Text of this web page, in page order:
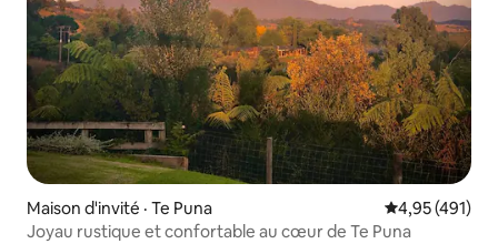
Maison d'invité · Te Puna Note
4,95 (491)
Joyau rustique et confortable au cœur de Te Puna